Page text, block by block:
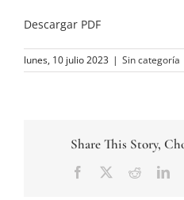
Descargar PDF
lunes, 10 julio 2023 | Sin categoría
Share This Story,
Facebook
TwitterReddit